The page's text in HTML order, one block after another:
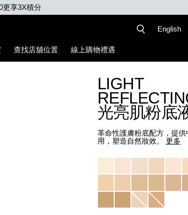
English
查找店舖位置 線上購物禮遇
LIGHT
光亮肌粉底
革命性護膚粉底配方，提
用，塑造自然妝效。 更多
Variations